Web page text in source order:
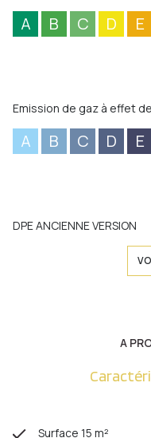
A B C D E
Emission de gaz à effet
A B C D E
DPE ANCIENNE VERSION
A
Surface 15 m²